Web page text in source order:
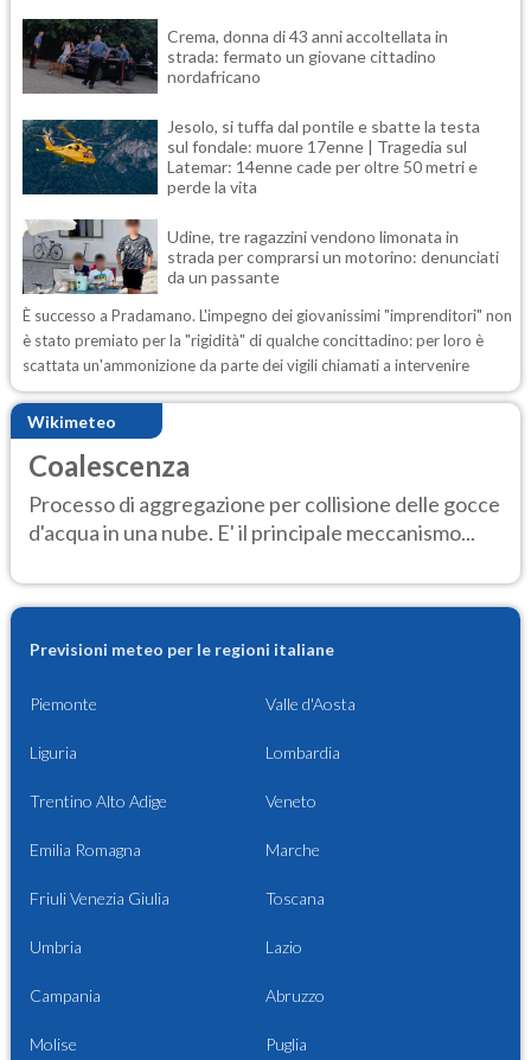
Crema, donna di 43 anni accoltellata in
strada: fermato un giovane cittadino
nordafricano
Jesolo, si tuffa dal pontile e sbatte la testa
sul fondale: muore 17enne | Tragedia sul
Latemar: 14enne cade per oltre 50 metri e
perde la vita
Udine, tre ragazzini vendono limonata in
strada per comprarsi un motorino: denunciati
da un passante
È successo a Pradamano. L'impegno dei giovanissimi "imprenditori" non
è stato premiato per la "rigidità" di qualche concittadino: per loro è
scattata un'ammonizione da parte dei vigili chiamati a intervenire
Wikimeteo
Coalescenza
Processo di aggregazione per collisione delle gocce
d'acqua in una nube. E' il principale meccanismo...
Previsioni meteo per le regioni italiane
Piemonte Valle d'Aosta
Liguria Lombardia
Trentino Alto Adige Veneto
Emilia Romagna Marche
Friuli Venezia Giulia Toscana
Umbria Lazio
Campania Abruzzo
Molise Puglia